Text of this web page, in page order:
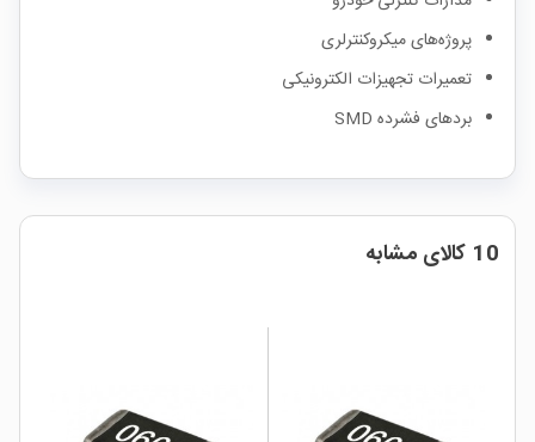
پروژه‌های میکروکنترلری
تعمیرات تجهیزات الکترونیکی
بردهای فشرده SMD
10 کالای مشابه